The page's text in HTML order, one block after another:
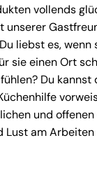
vollends
unserer
liebst es, wenn
sie einen Ort
Du
und
Lust am